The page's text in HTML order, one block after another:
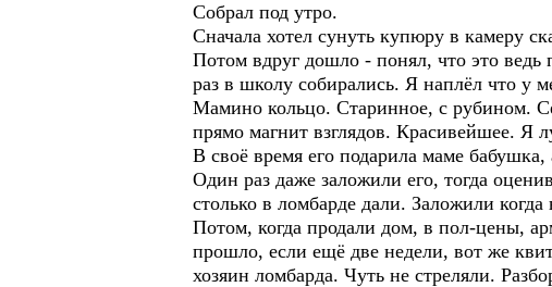
Собрал под утро.
Сначала хотел сунуть купюру в камеру
Потом вдруг дошло - понял, что это ведь
раз в школу собирались. Я наплёл что у
Мамино кольцо. Старинное, с рубином.
прямо магнит взглядов. Красивейшее. Я
В своё время его подарила маме
Один раз даже заложили его, тогда
столько в ломбарде дали. Заложили когда
Потом, когда продали дом, в пол-цены,
прошло, если ещё две недели, вот же
хозяин ломбарда. Чуть не стреляли.